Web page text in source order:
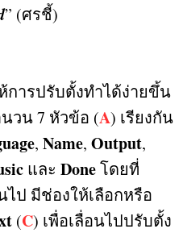
” (ศรชี้)
การปรับตั้งทำได้ง่ายขึ้น
วน7 หัวข้อ (A) เรียงกัน
, Name, Output,
และ Doneโดยที่
ป มีช่องให้เลือกหรือ
(C) เพื่อเลื่อนไปปรับตั้ง